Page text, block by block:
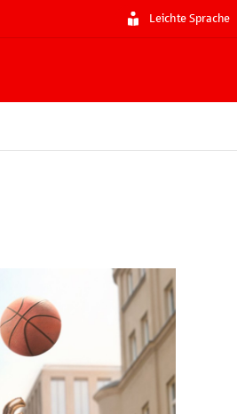
Leichte Sprache